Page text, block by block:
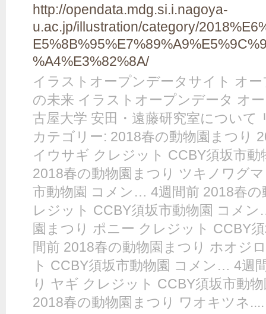
http://opendata.mdg.si.i.nagoya-
u.ac.jp/illustration/category/
%A4%E3%82%8A/
イラストオープンデータサイト オ
の未来 イラストオープンデータ オ
古屋大学 安田・遠藤研究室について
カテゴリー: 2018春の動物園まつり
イウサギ クレジット CCBY須坂市
2018春の動物園まつり ツキノワグ
市動物園 コメン… 4週間前 2018春
レジット CCBY須坂市動物園 コメ
園まつり ポニー クレジット CCBY
間前 2018春の動物園まつり ホオジ
ト CCBY須坂市動物園 コメン… 4週
り ヤギ クレジット CCBY須坂市動
2018春の動物園まつり ワオキツネ....